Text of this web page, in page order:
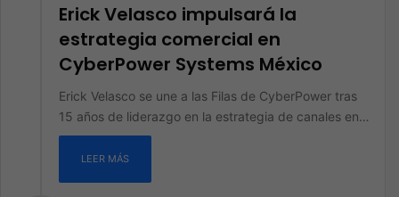
Erick Velasco impulsará la
estrategia comercial en
CyberPower Systems México
Erick Velasco se une a las Filas de CyberPower tras
15 años de liderazgo en la estrategia de canales en…
LEER MÁS